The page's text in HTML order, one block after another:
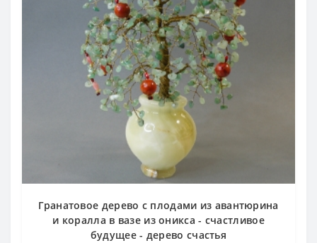
Гранатовое дерево с плодами из авантюрина
и коралла в вазе из оникса - счастливое
будущее - дерево счастья